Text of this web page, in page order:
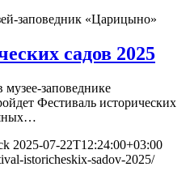
заповедник «Царицыно»
садов 2025
музее-заповеднике
Фестиваль исторических
2025-07-22T12:24:00+03:00
istoricheskix-sadov-2025/